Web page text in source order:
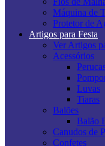
Máquina de
Protetor de
Artigos para Festa
Ver Artigos
Acessórios
Luvas
Tiaras
Balões
Balão
Canudos de
Confetes